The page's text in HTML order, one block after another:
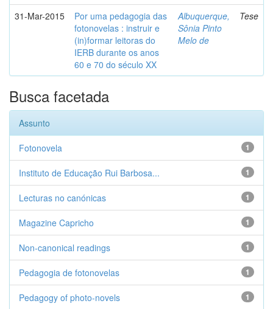
31-Mar-2015
Por uma pedagogia das
fotonovelas : instruir e
(in)formar leitoras do
IERB durante os anos
60 e 70 do século XX
Albuquerque,
Sônia Pinto
Melo de
Tese
Busca facetada
Assunto
1
Fotonovela
1
Instituto de Educação Rui Barbosa...
1
Lecturas no canónicas
1
Magazine Capricho
1
Non-canonical readings
1
Pedagogia de fotonovelas
1
Pedagogy of photo-novels